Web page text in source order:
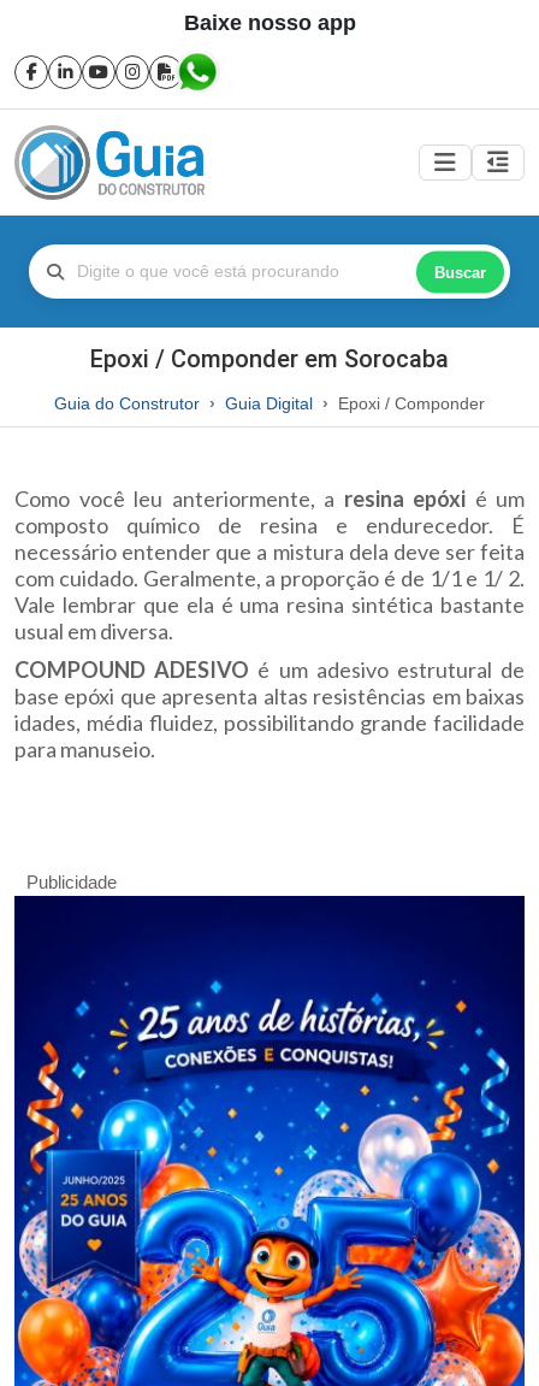
Baixe nosso app
Buscar
Epoxi / Componder em Sorocaba
Guia do Construtor Guia Digital Epoxi / Componder
Como você leu anteriormente, a resina epóxi é um
composto químico de resina e endurecedor. É
necessário entender que a mistura dela deve ser feita
com cuidado. Geralmente, a proporção é de 1/1 e 1/ 2.
Vale lembrar que ela é uma resina sintética bastante
usual em diversa.
COMPOUND ADESIVO é um adesivo estrutural de
base epóxi que apresenta altas resistências em baixas
idades, média fluidez, possibilitando grande facilidade
para manuseio.
Publicidade